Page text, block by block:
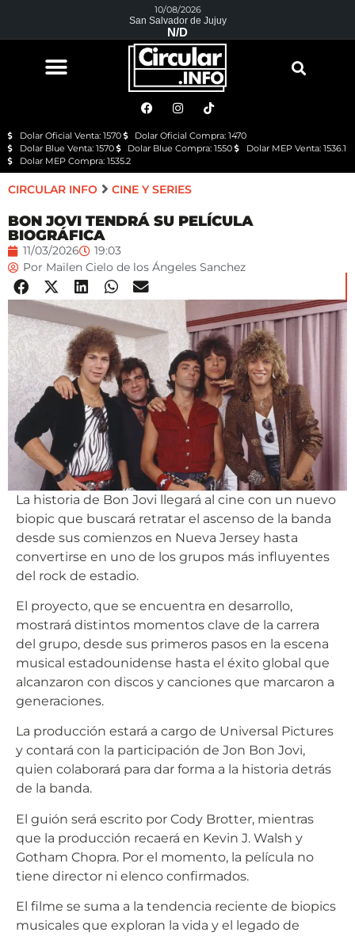
10/08/2026
San Salvador de Jujuy
N/D
Dolar Oficial Venta: 1570
Dolar Oficial Compra: 1470
Dolar Blue Venta: 1570
Dolar Blue Compra: 1550
Dolar MEP Venta: 1536.1
Dolar MEP Compra: 1535.2
CIRCULAR INFO CINE Y SERIES
BON JOVI TENDRÁ SU PELÍCULA
BIOGRÁFICA
11/03/2026
19:03
Por Mailen Cielo de los Ángeles Sanchez
La historia de Bon Jovi llegará al cine con un nuevo
biopic que buscará retratar el ascenso de la banda
desde sus comienzos en Nueva Jersey hasta
convertirse en uno de los grupos más influyentes
del rock de estadio.
El proyecto, que se encuentra en desarrollo,
mostrará distintos momentos clave de la carrera
del grupo, desde sus primeros pasos en la escena
musical estadounidense hasta el éxito global que
alcanzaron con discos y canciones que marcaron a
generaciones.
La producción estará a cargo de Universal Pictures
y contará con la participación de Jon Bon Jovi,
quien colaborará para dar forma a la historia detrás
de la banda.
El guión será escrito por Cody Brotter, mientras
que la producción recaerá en Kevin J. Walsh y
Gotham Chopra. Por el momento, la película no
tiene director ni elenco confirmados.
El filme se suma a la tendencia reciente de biopics
musicales que exploran la vida y el legado de